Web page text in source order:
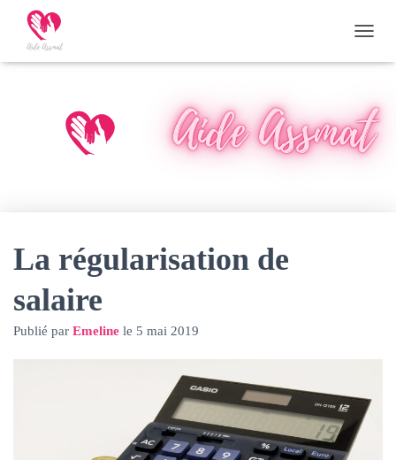
É
I
E
R
L
La régularisation de
salaire
Publié par Emeline le 5 mai 2019